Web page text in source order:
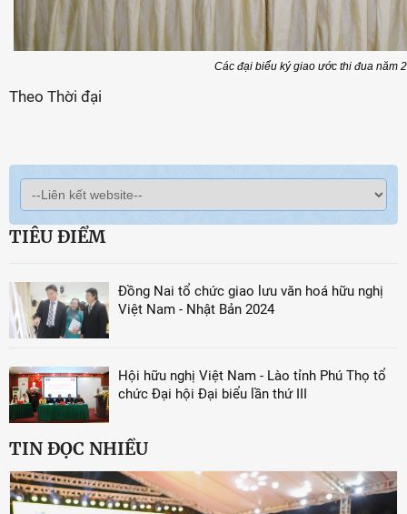
Các đại biểu ký giao ước thi đua năm
Theo Thời đại
TIÊU ĐIỂM
Đồng Nai tổ chức giao lưu văn hoá hữu nghị
Việt Nam - Nhật Bản 2024
Hội hữu nghị Việt Nam - Lào tỉnh Phú Thọ tổ
chức Đại hội Đại biểu lần thứ III
TIN ĐỌC NHIỀU